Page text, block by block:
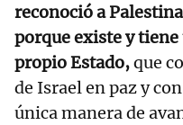
reconoció a
porque existe y
propio Estado,que
de Israel en paz y
única manera de